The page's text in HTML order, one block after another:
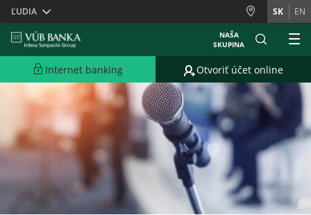
Skiplinks
ĽUDIA SK EN
NAŠA
SKUPINA
Internet banking Otvoriť účet online